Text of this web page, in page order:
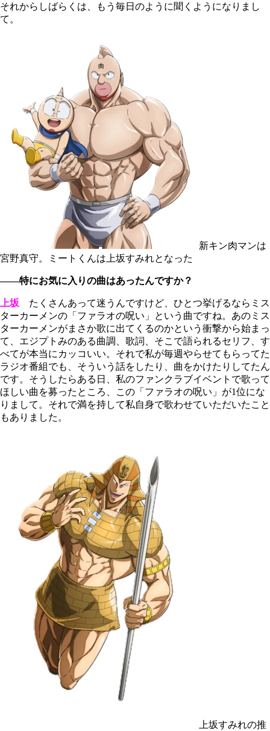
それからしばらくは、もう毎日のように聞くようになりまし
て。
新キン肉マンは
宮野真守。ミートくんは上坂すみれとなった
――特にお気に入りの曲はあったんですか？
上坂 たくさんあって迷うんですけど、ひとつ挙げるならミス
ターカーメンの「ファラオの呪い」という曲ですね。あのミス
ターカーメンがまさか歌に出てくるのかという衝撃から始まっ
て、エジプトみのある曲調、歌詞、そこで語られるセリフ、す
べてが本当にカッコいい。それで私が毎週やらせてもらってた
ラジオ番組でも、そういう話をしたり、曲をかけたりしてたん
です。そうしたらある日、私のファンクラブイベントで歌って
ほしい曲を募ったところ、この「ファラオの呪い」が1位にな
りまして。それで満を持して私自身で歌わせていただいたこと
もありました。
上坂すみれの推